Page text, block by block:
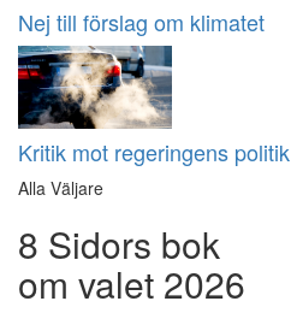
Nej till förslag om klimatet
Kritik mot regeringens politik
Alla Väljare
8 Sidors bok
om valet 2026